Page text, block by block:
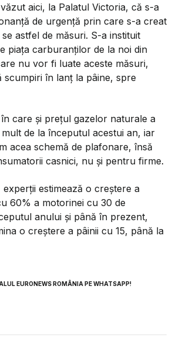
aici, la Palatul Victoria, că s-a
de urgență prin care s-a creat
astfel de măsuri. S-a instituit
piața carburanților de la noi din
nu vor fi luate aceste măsuri,
scumpiri în lanț la pâine, spre
care și prețul gazelor naturale a
de la începutul acestui an, iar
acea schemă de plafonare, însă
casnici, nu și pentru firme.
experții estimează o creștere a
60% a motorinei cu 30 de
anului și până în prezent,
o creștere a pâinii cu 15, până la
EURONEWS ROMÂNIA PE WHATSAPP!